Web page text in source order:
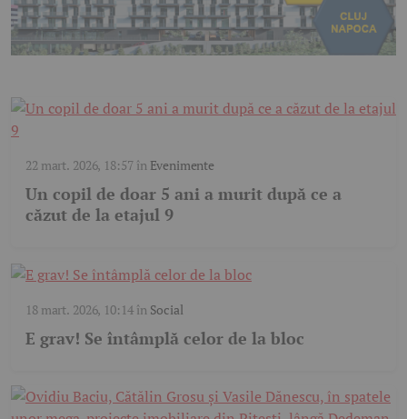
22 mart. 2026, 18:57în Evenimente
Un copil de doar 5 ani a murit după ce a
căzut de la etajul 9
18 mart. 2026, 10:14în Social
E grav! Se întâmplă celor de la bloc